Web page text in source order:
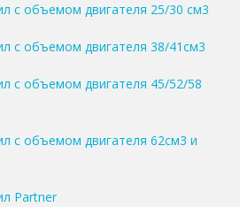
с объемом двигателя 25/30 см3
с объемом двигателя 38/41см3
с объемом двигателя 45/52/58
с объемом двигателя 62см3 и
Partner